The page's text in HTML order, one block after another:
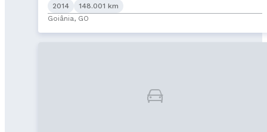
2014
148.001 km
Goiânia, GO